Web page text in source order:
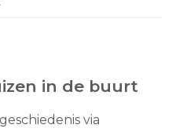
in de buurt
via